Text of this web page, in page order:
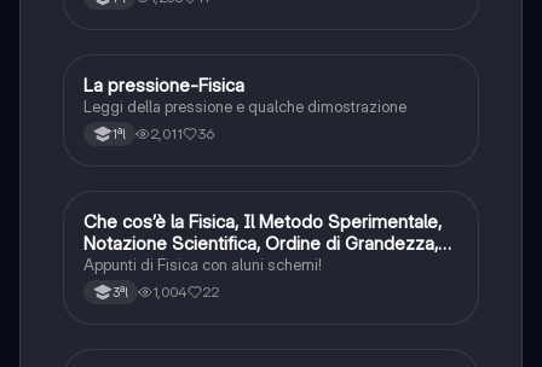
Fisica
La pressione-Fisica
Leggi della pressione e qualche dimostrazione
1ªl 2,011 36
Fisica
Che cos’è la Fisica, Il Metodo Sperimentale,
Notazione Scientifica, Ordine di Grandezza,
La Densità
Appunti di Fisica con aluni schemi!
3ªl 1,004 22